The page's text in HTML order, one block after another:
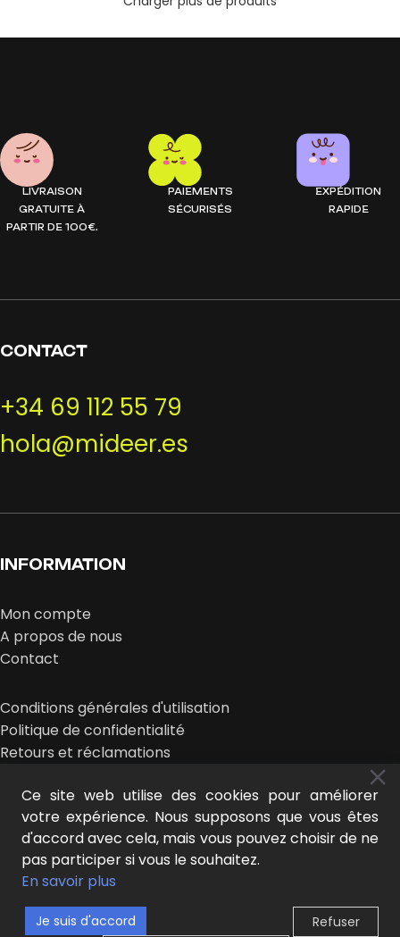
LIVRAISON
GRATUITE À
PARTIR DE 100€.
PAIEMENTS
SÉCURISÉS
EXPÉDITION
RAPIDE
CONTACT
+34 69 112 55 79
hola@mideer.es
INFORMATION
Mon compte
A propos de nous
Contact
Conditions générales d'utilisation
Politique de confidentialité
Retours et réclamations
MIDEER © 2026 | conception :LE NOUVEAU LOOK
Ce site web utilise des cookies pour améliorer
votre expérience. Nous supposons que vous êtes
d'accord avec cela, mais vous pouvez choisir de ne
pas participer si vous le souhaitez.
En savoir plus
Je suis d'accord Refuser
0